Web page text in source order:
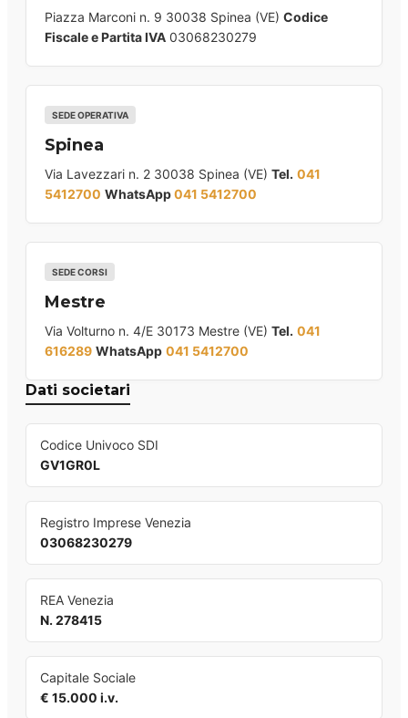
Piazza Marconi n. 9 30038 Spinea (VE) Codice
Fiscale e Partita IVA 03068230279
SEDE OPERATIVA
Spinea
Via Lavezzari n. 2 30038 Spinea (VE) Tel. 041
5412700 WhatsApp041 5412700
SEDE CORSI
Mestre
Via Volturno n. 4/E 30173 Mestre (VE) Tel. 041
616289 WhatsApp 041 5412700
Dati societari
Codice Univoco SDI
GV1GR0L
Registro Imprese Venezia
03068230279
REA Venezia
N. 278415
Capitale Sociale
€ 15.000 i.v.